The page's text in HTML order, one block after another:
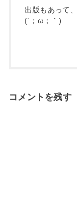
出版もあって
(´；ω；｀)
コメントを残す